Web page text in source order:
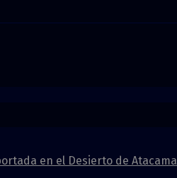
en el Desierto de Atacama